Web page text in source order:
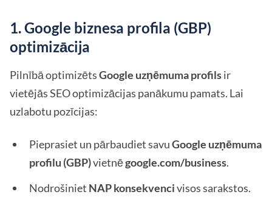
1. Google biznesa profila (GBP)
optimizācija
Pilnībā optimizētsGoogle uzņēmuma profilsir
vietējās SEO optimizācijas panākumu pamats. Lai
uzlabotu pozīcijas:
Pieprasiet un pārbaudiet savuGoogle uzņēmuma
profilu (GBP)vietnēgoogle.com/business.
Nodrošiniet NAP konsekvencivisos sarakstos.